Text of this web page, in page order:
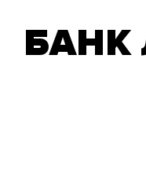
БАНК